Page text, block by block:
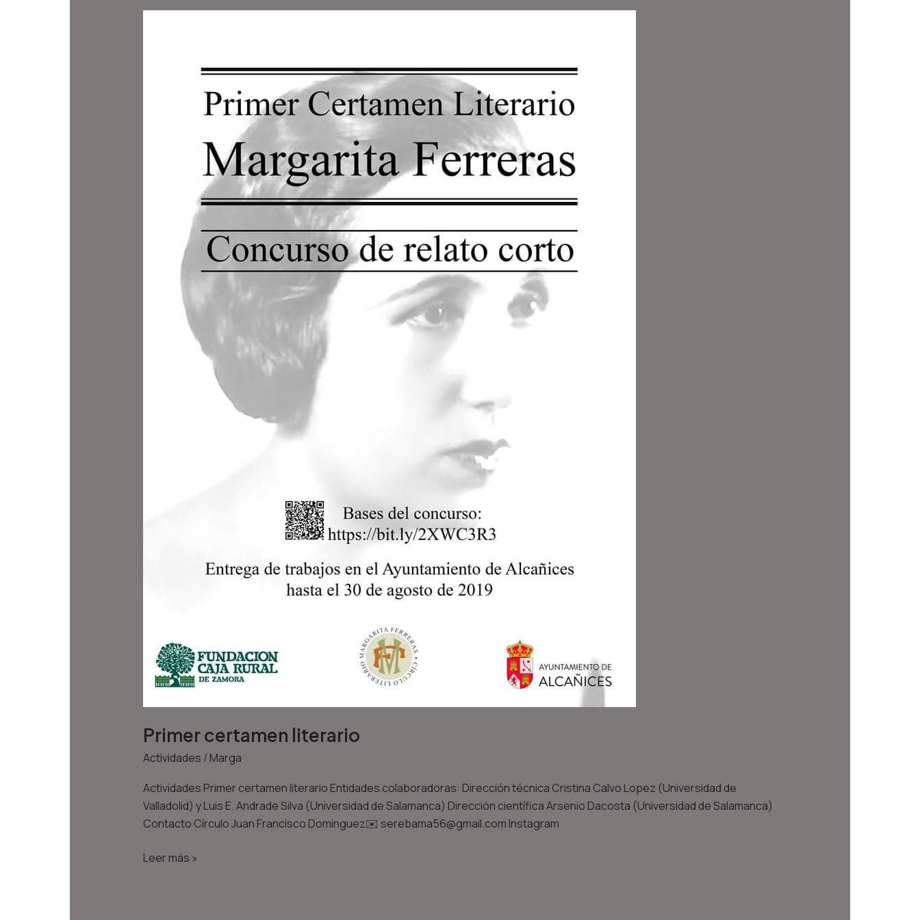
Primer certamen literario
Actividades / Marga
Actividades Primer certamen literario Entidades colaboradoras: Dirección técnica Cristina Calvo Lopez (Universidad de
Valladolid) y Luis E. Andrade Silva (Universidad de Salamanca) Dirección científica Arsenio Dacosta (Universidad de Salamanca)
Contacto Círculo Juan Francisco Dominguez✉️ serebama56@gmail.com Instagram
Leer más »